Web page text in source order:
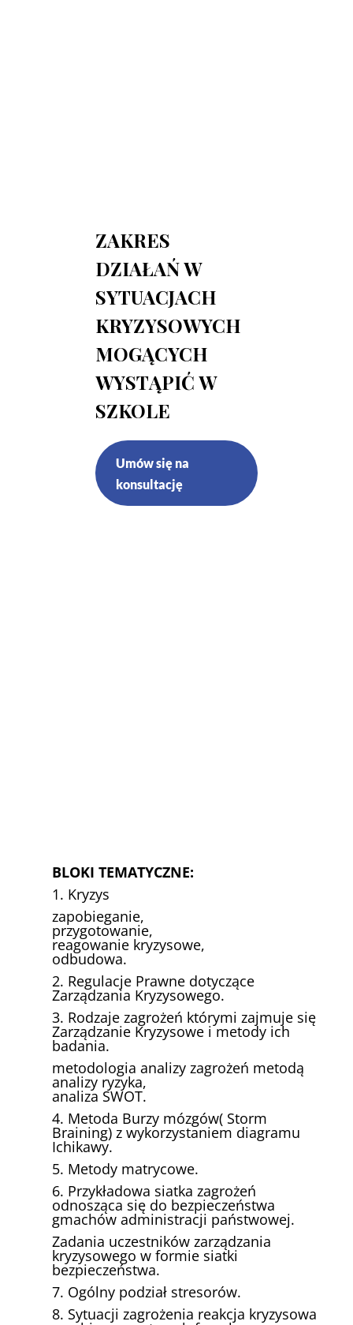
ZAKRES
DZIAŁAŃ W
SYTUACJACH
KRYZYSOWYCH
MOGĄCYCH
WYSTĄPIĆ W
SZKOLE
Umów się na
konsultację
BLOKI TEMATYCZNE:
1. Kryzys
zapobieganie,
przygotowanie,
reagowanie kryzysowe,
odbudowa.
2. Regulacje Prawne dotyczące
Zarządzania Kryzysowego.
3. Rodzaje zagrożeń którymi zajmuje się
Zarządzanie Kryzysowe i metody ich
badania.
metodologia analizy zagrożeń metodą
analizy ryzyka,
analiza SWOT.
4. Metoda Burzy mózgów( Storm
Braining) z wykorzystaniem diagramu
Ichikawy.
5. Metody matrycowe.
6. Przykładowa siatka zagrożeń
odnosząca się do bezpieczeństwa
gmachów administracji państwowej.
Zadania uczestników zarządzania
kryzysowego w formie siatki
bezpieczeństwa.
7. Ogólny podział stresorów.
8. Sytuacji zagrożenia reakcja kryzysowa